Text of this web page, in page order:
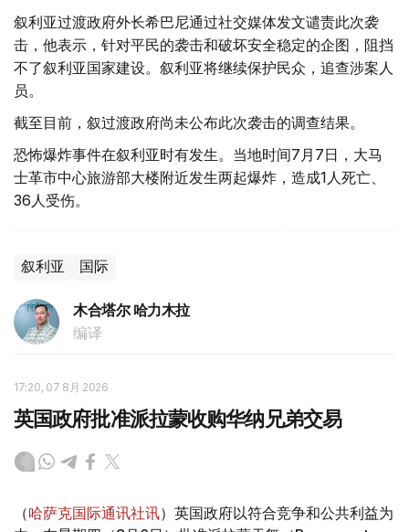
叙利亚过渡政府外长希巴尼通过社交媒体发文谴责此次袭
击，他表示，针对平民的袭击和破坏安全稳定的企图，阻挡
不了叙利亚国家建设。叙利亚将继续保护民众，追查涉案人
员。
截至目前，叙过渡政府尚未公布此次袭击的调查结果。
恐怖爆炸事件在叙利亚时有发生。当地时间7月7日，大马
士革市中心旅游部大楼附近发生两起爆炸，造成1人死亡、
36人受伤。
叙利亚 国际
木合塔尔 哈力木拉
编译
17:20, 07 8月 2026
英国政府批准派拉蒙收购华纳兄弟交易
（哈萨克国际通讯社讯）英国政府以符合竞争和公共利益为